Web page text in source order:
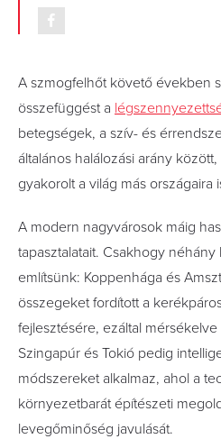
A szmogfelhőt követő években
összefüggést a
betegségek, a szív- és
általános halálozási arány
gyakorolt a világ más országaira
A modern nagyvárosok máig
tapasztalatait. Csakhogy
említsünk: Koppenhága és
összegeket fordított a
fejlesztésére, ezáltal
Szingapúr és Tokió pedig
módszereket alkalmaz, ahol a
környezetbarát építészeti
levegőminőség javulását.